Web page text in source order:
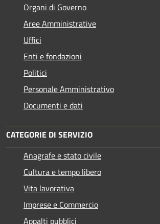
Organi di Governo
Aree Amministrative
Uffici
Enti e fondazioni
Politici
Personale Amministrativo
Documenti e dati
CATEGORIE DI SERVIZIO
Anagrafe e stato civile
Cultura e tempo libero
Vita lavorativa
Imprese e Commercio
Appalti pubblici